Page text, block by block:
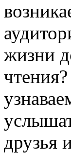
жизни
друзья